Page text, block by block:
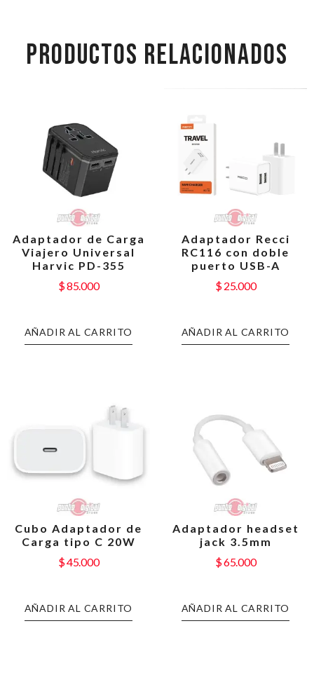
PRODUCTOS RELACIONADOS
Adaptador de Carga
Viajero Universal
Harvic PD-355
$85.000
AÑADIR AL CARRITO
Adaptador Recci
RC116 con doble
puerto USB-A
$25.000
AÑADIR AL CARRITO
Cubo Adaptador de
Carga tipo C 20W
$45.000
AÑADIR AL CARRITO
Adaptador headset
jack 3.5mm
$65.000
AÑADIR AL CARRITO